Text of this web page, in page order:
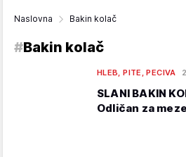
Naslovna Bakin kolač
#Bakin kolač
HLEB, PITE, PECIVA
SLANI BAKIN
Odličan za